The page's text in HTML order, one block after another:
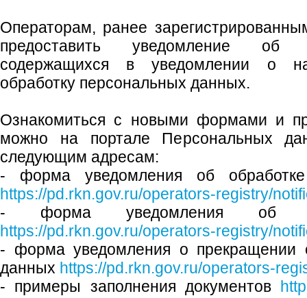
Операторам, ранее
предоставить уведомление об
содержащихся в уведомлении о
обработку персональных данных.
Ознакомиться с новыми формами и
можно на портале Персональных
следующим адресам:
- форма уведомления об
https://pd.rkn.gov.ru/operators-registry/
- форма уведомления об
https://pd.rkn.gov.ru/operators-registry/
- форма уведомления о прекращении
данных https://pd.rkn.gov.ru/operators-
- примеры заполнения документов